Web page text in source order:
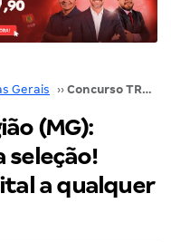
Gerais ›› Concurso TRT 3ª Região (MG): Todos os detalhes da seleção! Cargos definidos! Edital a qualquer momento!
(MG):
seleção!
a qualquer